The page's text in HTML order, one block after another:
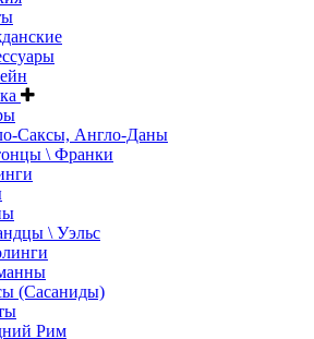
Саксы, Англо-Даны
\ Франки
\ Уэльс
(Сасаниды)
Рим